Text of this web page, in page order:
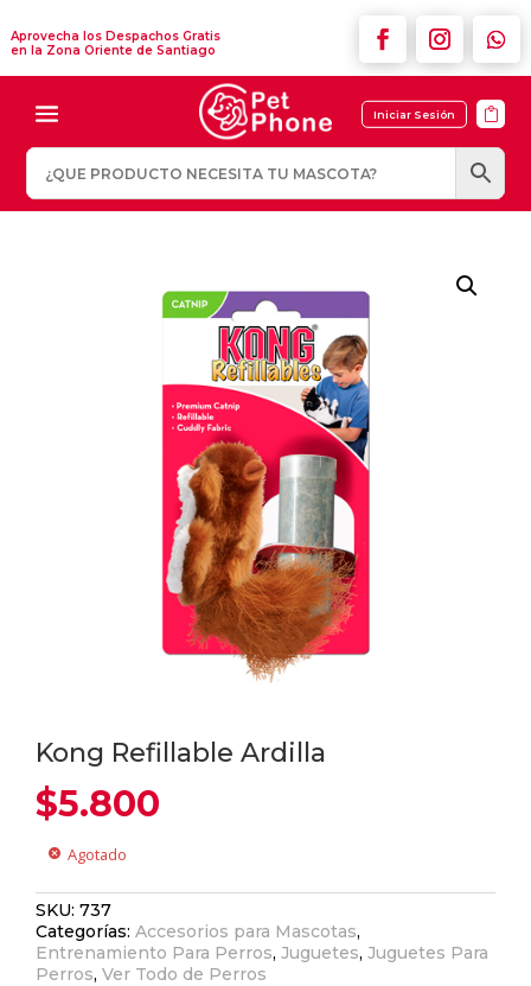
Aprovecha los Despachos Gratis
en la Zona Oriente de Santiago
Iniciar Sesión 
Kong Refillable Ardilla
$5.800
cancel Agotado
SKU:737
Categorías:Accesorios para Mascotas,
Entrenamiento Para Perros,Juguetes,Juguetes Para
Perros,Ver Todo de Perros